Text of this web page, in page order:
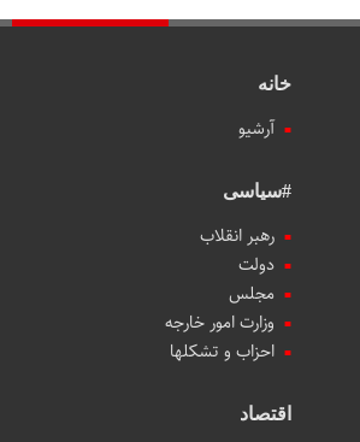
خانه
آرشیو
#سیاسی
رهبر انقلاب
دولت
مجلس
وزارت امور خارجه
احزاب و تشکلها
اقتصاد